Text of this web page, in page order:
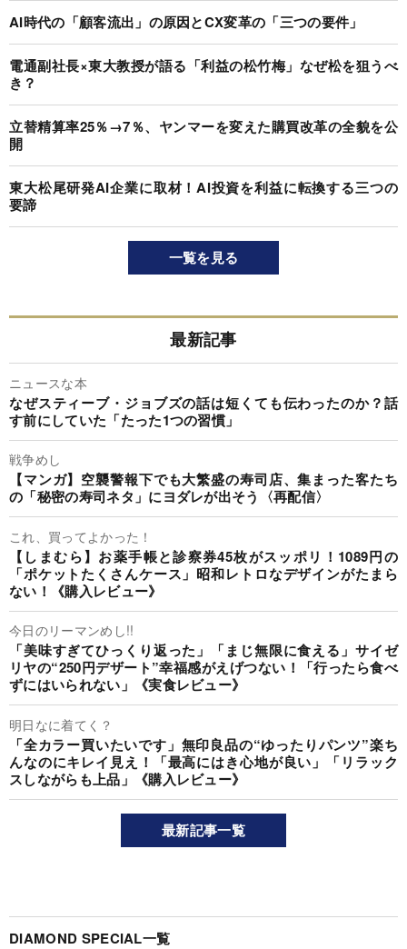
AI時代の「顧客流出」の原因とCX変革の「三つの要件」
電通副社長×東大教授が語る「利益の松竹梅」なぜ松を狙うべ
き？
立替精算率25％→7％、ヤンマーを変えた購買改革の全貌を公
開
東大松尾研発AI企業に取材！AI投資を利益に転換する三つの
要諦
一覧を見る
最新記事
ニュースな本
なぜスティーブ・ジョブズの話は短くても伝わったのか？話
す前にしていた「たった1つの習慣」
戦争めし
【マンガ】空襲警報下でも大繁盛の寿司店、集まった客たち
の「秘密の寿司ネタ」にヨダレが出そう〈再配信〉
これ、買ってよかった！
【しまむら】お薬手帳と診察券45枚がスッポリ！1089円の
「ポケットたくさんケース」昭和レトロなデザインがたまら
ない！《購入レビュー》
今日のリーマンめし!!
「美味すぎてひっくり返った」「まじ無限に食える」サイゼ
リヤの“250円デザート”幸福感がえげつない！「行ったら食べ
ずにはいられない」《実食レビュー》
明日なに着てく？
「全カラー買いたいです」無印良品の“ゆったりパンツ”楽ち
んなのにキレイ見え！「最高にはき心地が良い」「リラック
スしながらも上品」《購入レビュー》
最新記事一覧
DIAMOND SPECIAL一覧